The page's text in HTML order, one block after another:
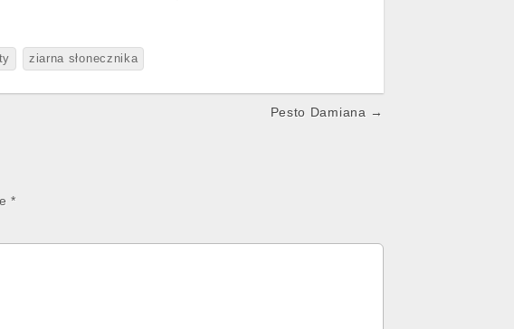
ziarna słonecznika
Pesto Damiana →
*